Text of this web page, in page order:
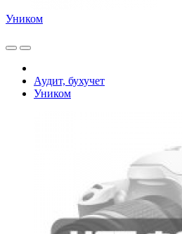
Уником
Аудит, бухучет
Уником